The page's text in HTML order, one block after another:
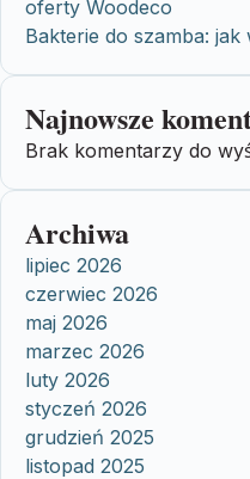
oferty Woodeco
Bakterie do szamba:
Najnowsze
Brak komentarzy do
Archiwa
lipiec 2026
czerwiec 2026
maj 2026
marzec 2026
luty 2026
styczeń 2026
grudzień 2025
listopad 2025